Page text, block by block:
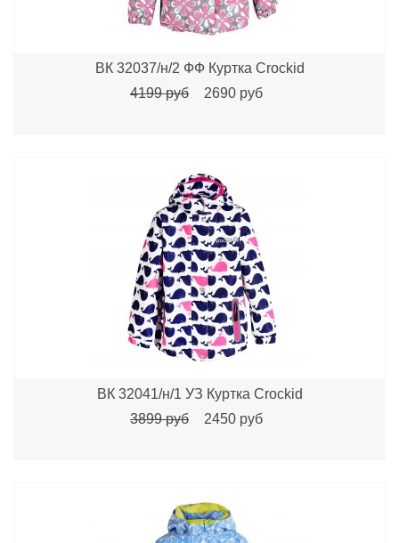
ВК 32037/н/2 ФФ Куртка Crockid
4199 руб
2690 руб
ВК 32041/н/1 УЗ Куртка Crockid
3899 руб
2450 руб